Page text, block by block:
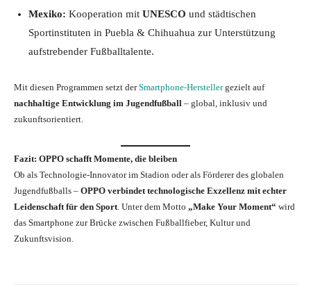
Mexiko: Kooperation mit UNESCO und städtischen
Sportinstituten in Puebla & Chihuahua zur Unterstützung
aufstrebender Fußballtalente.
Mit diesen Programmen setzt derSmartphone-Herstellergezielt auf
nachhaltige Entwicklung im Jugendfußball – global, inklusiv und
zukunftsorientiert.
Fazit: OPPO schafft Momente, die bleiben
Ob als Technologie-Innovator im Stadion oder als Förderer des globalen
Jugendfußballs – OPPO verbindet technologische Exzellenz mit echter
Leidenschaft für den Sport. Unter dem Motto „Make Your Moment“ wird
das Smartphone zur Brücke zwischen Fußballfieber, Kultur und
Zukunftsvision.